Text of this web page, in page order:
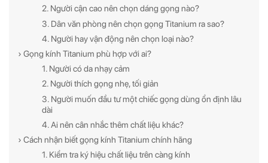
2. Người cận cao nên chọn dáng gọng nào?
3. Dân văn phòng nên chọn gọng Titanium ra sao?
4. Người hay vận động nên chọn loại nào?
› Gọng kính Titanium phù hợp với ai?
1. Người có da nhạy cảm
2. Người thích gọng nhẹ, tối giản
3. Người muốn đầu tư một chiếc gọng dùng ổn định lâu
dài
4. Ai nên cân nhắc thêm chất liệu khác?
› Cách nhận biết gọng kính Titanium chính hãng
1. Kiểm tra ký hiệu chất liệu trên càng kính